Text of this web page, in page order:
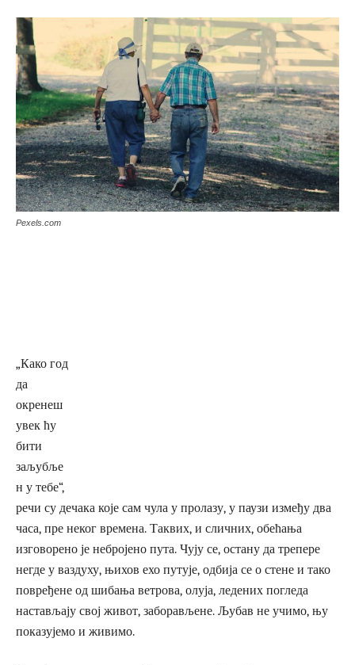
Pexels.com
„Како год
да
окренеш
увек ћу
бити
заљубље
н у тебе“,
речи су дечака које сам чула у пролазу, у паузи између два
часа, пре неког времена. Таквих, и сличних, обећања
изговорено је небројено пута. Чују се, остану да трепере
негде у ваздуху, њихов ехо путује, одбија се о стене и тако
повређене од шибања ветрова, олуја, ледених погледа
настављају свој живот, заборављене. Љубав не учимо, њу
показујемо и живимо.